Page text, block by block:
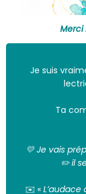
Je suis
Ta
💛 Je vais
✏️ il
✉️ «